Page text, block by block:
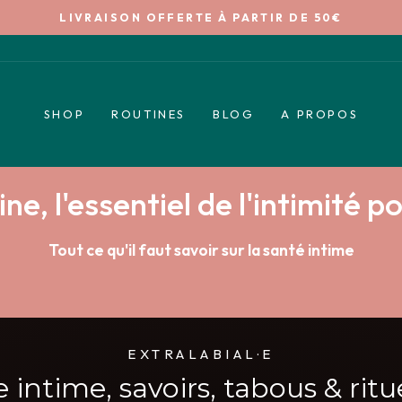
Diaporama
LIVRAISON OFFERTE À PARTIR DE 50€
SHOP ROUTINES BLOG A PROPOS
l'essentiel de l'intimité
Tout ce qu'il faut savoir sur la santé intime
EXTRALABIAL·E
intime, savoirs, tabous &